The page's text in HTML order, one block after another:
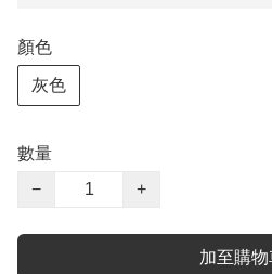
顏色
灰色
數量
−
+
加至購物